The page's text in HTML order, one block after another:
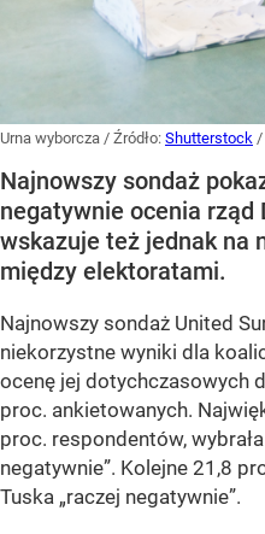
Urna wyborcza / Źródło: Shutterstock /
Najnowszy sondaż
negatywnie ocenia rząd
wskazuje też jednak na
między elektoratami.
Najnowszy sondaż United
niekorzystne wyniki dla
ocenę jej dotychczasowych
proc. ankietowanych.
proc. respondentów,
negatywnie”. Kolejne 21,8
Tuska „raczej negatywnie”.